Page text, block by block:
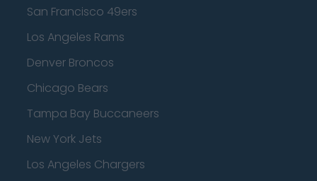
San Francisco 49ers
Los Angeles Rams
Denver Broncos
Chicago Bears
Tampa Bay Buccaneers
New York Jets
Los Angeles Chargers